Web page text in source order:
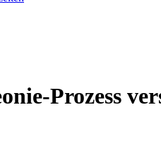
Prozess